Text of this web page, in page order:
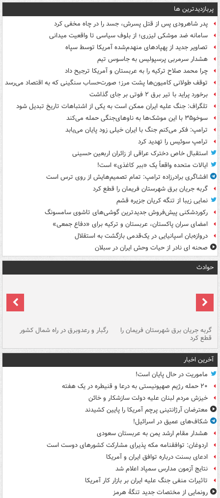
پربازدیدترین ها
پدر شاهرودی پس از قتل پسرش، جسد را در چاه مخفی کرد
سامانه ضد موشکی لیزری؛ از بلوف سیاسی تا واقعیت میدانی
تصاویر جدید از پهپادهای منهدم‌شده آمریکا توسط سپاه
هشدار سرمربی پرسپولیس به جاسوس تیم
چرا محمد صلاح ترکیه را به عربستان و آمریکا ترجیح داد
توقف طولانی کامیون‌ها پشت مرز؛ صورت‌حساب سنگینی که به اقتصاد می‌رسد
برخورد پراید با تیر برق ۲ فوتی بر جای گذاشت
تلگراف: جنگ علیه ایران ممکن است به یکی از اشتباهات تاریخ تبدیل شود
سوخو۳۵ با این موشک‌ها به ناوهای‌جنگی حمله می‌کند
ترامپ: فکر می‌کنم جنگ با ایران خیلی زود پایان می‌یابد
ترامپ سوئیس را تهدید کرد
استقبال خاص دخترک عراقی از زائران اربعین حسینی
ایالات متحده واقعاً یک «ببر کاغذی» است!
افشاگری برادرزاده ترامپ: تمام تصمیم‌هایش از روی ترس است
گربه جریان برق شهرستان فریمان را قطع کرد
نمایی زیبا از تنگه کریان جزیره قشم
رکوردشکنی پیش‌فروش جدیدترین گوشی‌های تاشوی سامسونگ
امضای سران پاکستان، عربستان و ترکیه برای «دفاع جمعی»
دروازه‌بان اسپانیایی در یک‌قدمی بازگشت به استقلال
صحنه ای نادر از حیات وحش ایران در سبلان
حوادث
گربه جریان برق شهرستان فریمان را
قطع کرد
رگبار و رعدوبرق در راه شمال کشور
آخرین اخبار
ماموریت در حال پایان است!
۲۰ حمله رژیم صهیونیستی به درعا و قنیطره در یک هفته
خیزش مردم لبنان علیه دولت سازشکار و خائن
معترضان آرژانتینی پرچم آمریکا را پایین کشیدند
شکاف‌های عمیق در اسرائیل!
هشدار مقام ارشد یمن به عربستان سعودی
اردوغان: توافقنامه مکه پذیرای مشارکت کشورهای دوست است
ادعای بسنت درباره توافق ایران و آمریکا
نتایج آزمون مدارس سمپاد اعلام شد
تاثیرات منفی جنگ علیه ایران بر بازار کار آمریکا
رونمایی از مختصات جدید تنگۀ هرمز